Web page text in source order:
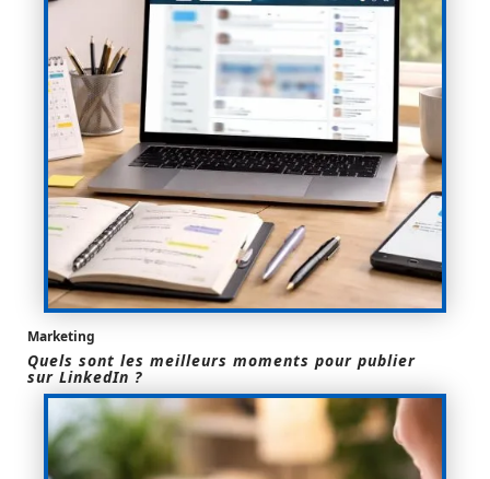
Marketing
Quels sont les meilleurs moments pour publier
sur LinkedIn ?